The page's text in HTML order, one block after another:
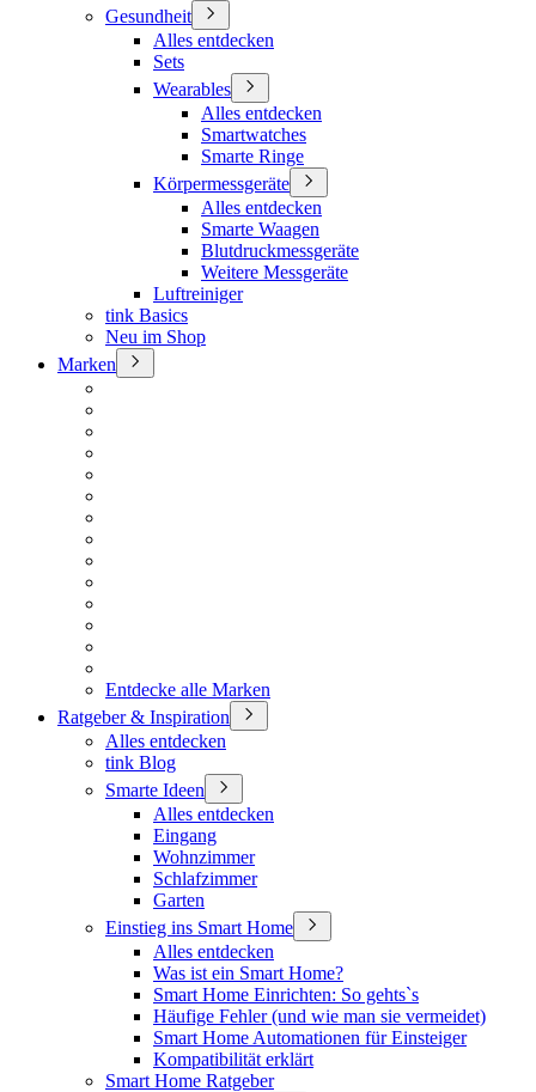
Gesundheit
Alles entdecken
Sets
Wearables
Alles entdecken
Smartwatches
Smarte Ringe
Körpermessgeräte
Alles entdecken
Smarte Waagen
Blutdruckmessgeräte
Weitere Messgeräte
Luftreiniger
tink Basics
Neu im Shop
Marken
Entdecke alle Marken
Ratgeber & Inspiration
Alles entdecken
tink Blog
Smarte Ideen
Alles entdecken
Eingang
Wohnzimmer
Schlafzimmer
Garten
Einstieg ins Smart Home
Alles entdecken
Was ist ein Smart Home?
Smart Home Einrichten: So gehts`s
Häufige Fehler (und wie man sie vermeidet)
Smart Home Automationen für Einsteiger
Kompatibilität erklärt
Smart Home Ratgeber